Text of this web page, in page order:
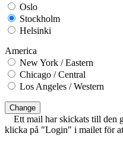
Oslo
Stockholm
Helsinki
America
New York / Eastern
Chicago / Central
Los Angeles / Western
Change
Ett mail har skickats till den
klicka på "Login" i mailet för